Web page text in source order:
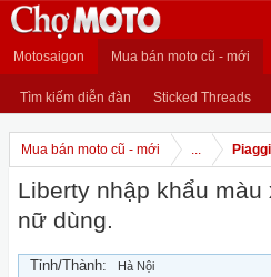
Motosaigon Mua bán moto cũ - mới
Tìm kiếm diễn đàn Sticked Threads
Mua bán moto cũ - mới ...
Liberty nhập khẩu màu
nữ dùng.
Tỉnh/Thành: Hà Nội